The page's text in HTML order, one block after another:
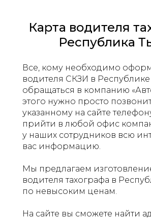
Карта водителя
Республика
Все, кому необходимо
водителя СКЗИ в Республике
обращаться в компанию
этого нужно просто
указанному на сайте
прийти в любой офис
у наших сотрудников всю
вас информацию.
Мы предлагаем
водителя тахографа в
по невысоким ценам.
На сайте вы сможете найти